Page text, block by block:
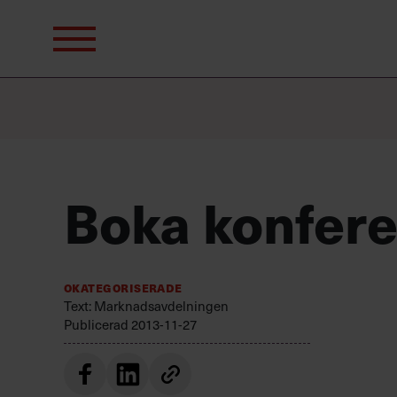
efter:
Boka
Okategoriserade
Text: Marknadsavdelningen
Publicerad 2013-11-27